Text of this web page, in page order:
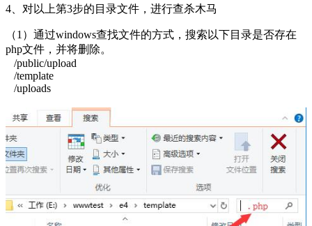
4、对以上第3步的目录文件，进行查杀木马
（1）通过windows查找文件的方式，搜索以下目录是否存在
php文件，并将删除。
/public/upload
/template
/uploads